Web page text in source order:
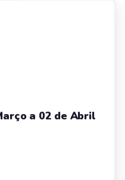
a 02 de Abril